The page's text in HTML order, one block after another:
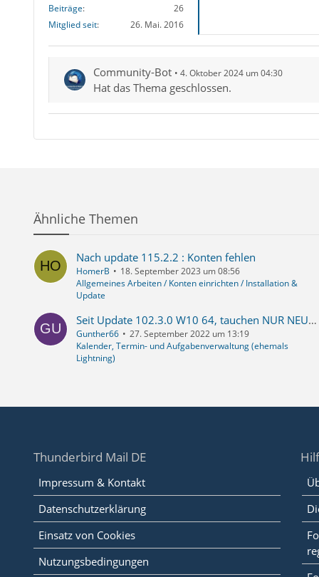
Beiträge
26
Mitglied seit
26. Mai. 2016
Community-Bot 4. Oktober 2024 um 04:30
Hat das Thema geschlossen.
Ähnliche Themen
Nach update 115.2.2 : Konten fehlen
HomerB
18. September 2023 um 08:56
Allgemeines Arbeiten / Konten einrichten / Installation &
Update
Seit Update 102.3.0 W10 64, tauchen NUR NEU eingetragene Termine im Fenster "Alle Termine" weiterhin auf, im Fenster "Tag/Woche/Mehrere Wochen/Monat" fehlen die
Gunther66
27. September 2022 um 13:19
Kalender, Termin- und Aufgabenverwaltung (ehemals
Lightning)
Thunderbird Mail DE
Impressum & Kontakt
Datenschutzerklärung
Einsatz von Cookies
Nutzungsbedingungen